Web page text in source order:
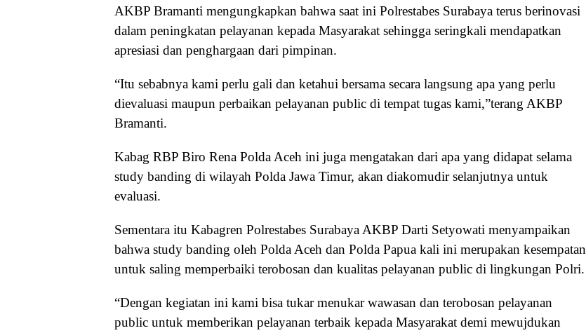
AKBP Bramanti mengungkapkan bahwa saat ini Polrestabes Surabaya terus berinovasi
dalam peningkatan pelayanan kepada Masyarakat sehingga seringkali mendapatkan
apresiasi dan penghargaan dari pimpinan.
“Itu sebabnya kami perlu gali dan ketahui bersama secara langsung apa yang perlu
dievaluasi maupun perbaikan pelayanan public di tempat tugas kami,”terang AKBP
Bramanti.
Kabag RBP Biro Rena Polda Aceh ini juga mengatakan dari apa yang didapat selama
study banding di wilayah Polda Jawa Timur, akan diakomudir selanjutnya untuk
evaluasi.
Sementara itu Kabagren Polrestabes Surabaya AKBP Darti Setyowati menyampaikan
bahwa study banding oleh Polda Aceh dan Polda Papua kali ini merupakan kesempatan
untuk saling memperbaiki terobosan dan kualitas pelayanan public di lingkungan Polri.
“Dengan kegiatan ini kami bisa tukar menukar wawasan dan terobosan pelayanan
public untuk memberikan pelayanan terbaik kepada Masyarakat demi mewujdukan